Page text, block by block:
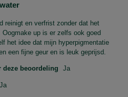
reinigt en verfrist zonder dat het
up is er zelfs ook goed
het idee dat mijn hyperpigmentatie
een fijne geur en is leuk geprijsd.
deze beoordeling Ja
Ja